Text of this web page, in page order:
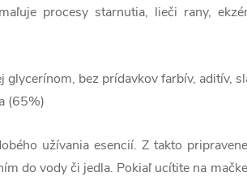
procesy starnutia, lieči rany,
bez prídavkov farbív, aditív,
(65%)
užívania esencií. Z takto
do vody či jedla. Pokiaľ ucítite na